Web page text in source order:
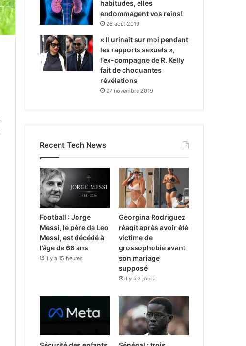
habitudes, elles
endommagent vos reins!
26 août 2019
« Il urinait sur moi pendant
les rapports sexuels »,
l’ex-compagne de R. Kelly
fait de choquantes
révélations
27 novembre 2019
Recent Tech News
Football : Jorge
Messi, le père de Leo
Messi, est décédé à
l’âge de 68 ans
il y a 15 heures
Georgina Rodriguez
réagit après avoir été
victime de
grossophobie avant
son mariage
supposé
il y a 2 jours